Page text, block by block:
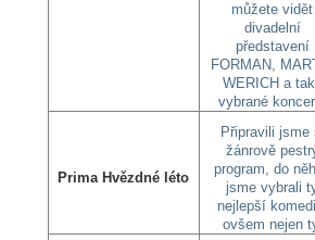
můžete vidět
divadelní
představení
FORMAN,
WERICH a
vybrané
Prima Hvězdné léto
Připravili jsme
žánrově
program, do
jsme vybrali
nejlepší
ovšem nejen